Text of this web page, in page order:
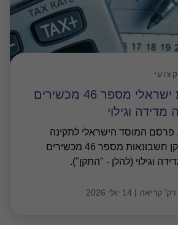
תקן חשבונאות ישראלי מספר 46 מכשירים
מדידה וגילוי
ביום 5 ביולי 2026, פרסם המוסד הישראלי לתקינה
בחשבונאות את תקן חשבונאות מספר 46 מכשירים
וגילוי (להלן - "התקן").
| 14 יולי 2026